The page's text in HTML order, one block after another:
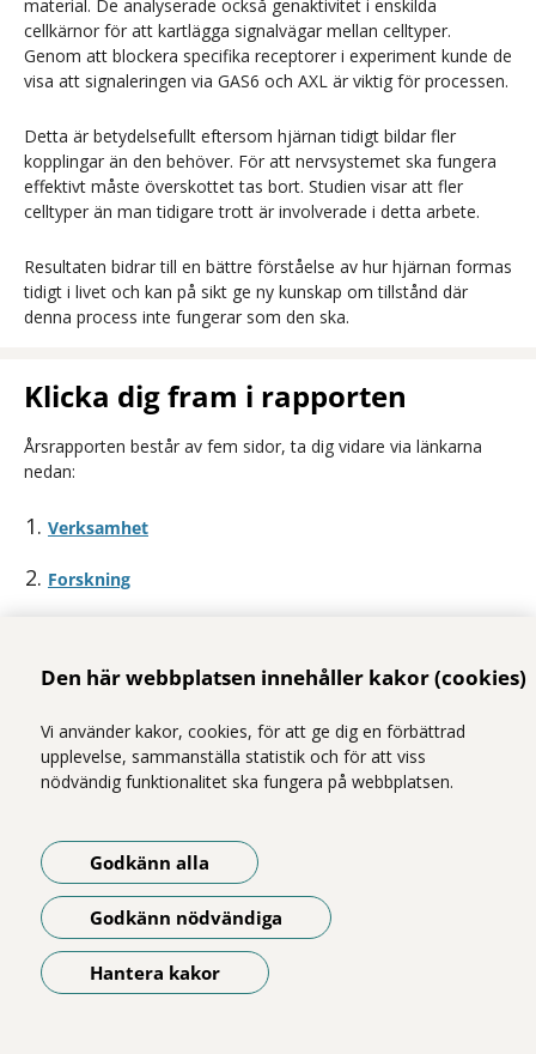
Den här webbplatsen innehåller kakor (cookies)
Vi använder kakor, cookies, för att ge dig en förbättrad
upplevelse, sammanställa statistik och för att viss
nödvändig funktionalitet ska fungera på webbplatsen.
Godkänn alla
Godkänn nödvändiga
Hantera kakor
material. De analyserade också genaktivitet i enskilda
cellkärnor för att kartlägga signalvägar mellan celltyper.
Genom att blockera specifika receptorer i experiment kunde de
visa att signaleringen via GAS6 och AXL är viktig för processen.
Detta är betydelsefullt eftersom hjärnan tidigt bildar fler
kopplingar än den behöver. För att nervsystemet ska fungera
effektivt måste överskottet tas bort. Studien visar att fler
celltyper än man tidigare trott är involverade i detta arbete.
Resultaten bidrar till en bättre förståelse av hur hjärnan formas
tidigt i livet och kan på sikt ge ny kunskap om tillstånd där
denna process inte fungerar som den ska.
Klicka dig fram i rapporten
Årsrapporten består av fem sidor, ta dig vidare via länkarna
nedan:
Verksamhet
Forskning
Utveckling
Prevention
Dela
- Klicka för att öppna delningsalternativ.